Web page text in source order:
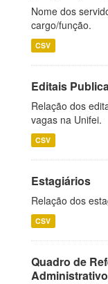
Nome dos
cargo/função.
CSV
Editais
Relação dos
vagas na Unifei.
CSV
Estagiários
Relação dos
CSV
Quadro de